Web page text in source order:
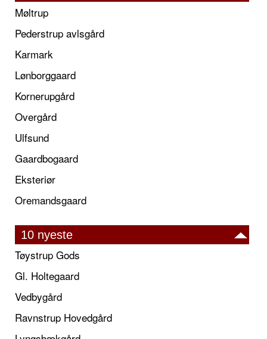
Møltrup
Pederstrup avlsgård
Karmark
Lønborggaard
Kornerupgård
Overgård
Ulfsund
Gaardbogaard
Eksteriør
Oremandsgaard
10 nyeste
Tøystrup Gods
Gl. Holtegaard
Vedbygård
Ravnstrup Hovedgård